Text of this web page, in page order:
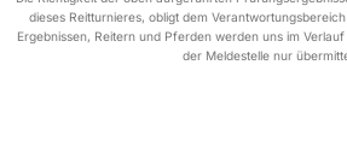
dieses Reitturnieres, obligt dem
Ergebnissen, Reitern und Pferden werden uns im
der Meldestelle nur